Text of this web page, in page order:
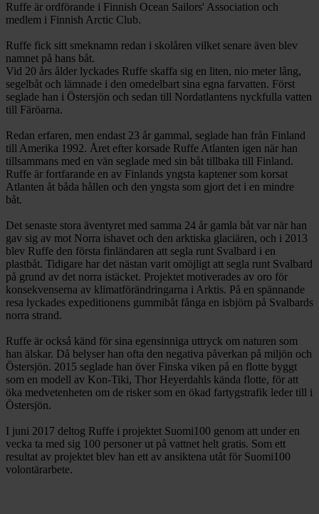
Ruffe är ordförande i Finnish Ocean Sailors' Association och
medlem i Finnish Arctic Club.
Ruffe fick sitt smeknamn redan i skolåren vilket senare även blev
namnet på hans båt.
Vid 20 års ålder lyckades Ruffe skaffa sig en liten, nio meter lång,
segelbåt och lämnade i den omedelbart sina egna farvatten. Först
seglade han i Östersjön och sedan till Nordatlantens nyckfulla vatten
till Färöarna.
Redan erfaren, men endast 23 år gammal, seglade han från Finland
till Amerika 1992. Året efter korsade Ruffe Atlanten igen när han
tillsammans med en vän seglade med sin båt tillbaka till Finland.
Ruffe är fortfarande en av Finlands yngsta kaptener som korsat
Atlanten åt båda hållen och den yngsta som gjort det i en mindre
båt.
Det senaste stora äventyret med samma 24 år gamla båt var när han
gav sig av mot Norra ishavet och den arktiska glaciären, och i 2013
blev Ruffe den första finländaren att segla runt Svalbard i en
plastbåt. Tidigare har det nästan varit omöjligt att segla runt Svalbard
på grund av det norra istäcket. Projektet motiverades av oro för
konsekvenserna av klimatförändringarna i Arktis. På en spännande
resa lyckades expeditionens gummibåt fånga en isbjörn på Svalbards
norra strand.
Ruffe är också känd för sina egensinniga uttryck om naturen som
han älskar. Då belyser han ofta den negativa påverkan på miljön och
Östersjön. 2015 seglade han över Finska viken på en flotte byggt
som en modell av Kon-Tiki, Thor Heyerdahls kända flotte, för att
öka medvetenheten om de risker som en ökad fartygstrafik leder till i
Östersjön.
I juni 2017 deltog Ruffe i projektet Suomi100 genom att under en
vecka ta med sig 100 personer ut på vattnet helt gratis. Som ett
resultat av projektet blev han ett av ansiktena utåt för Suomi100
volontärarbete.